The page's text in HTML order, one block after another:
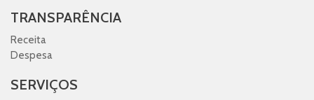
TRANSPARÊNCIA
Receita
Despesa
SERVIÇOS